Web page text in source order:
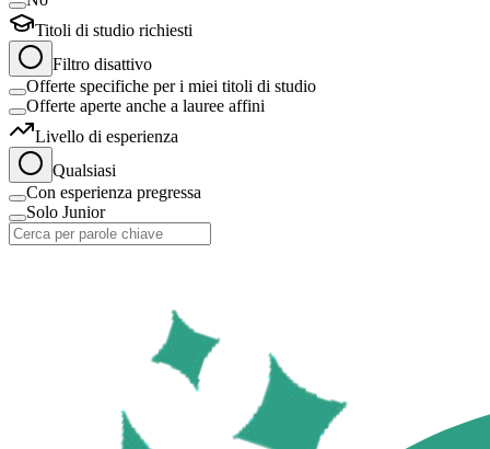
Titoli di studio richiesti
Filtro disattivo
Offerte specifiche per i miei titoli di studio
Offerte aperte anche a lauree affini
Livello di esperienza
Qualsiasi
Con esperienza pregressa
Solo Junior